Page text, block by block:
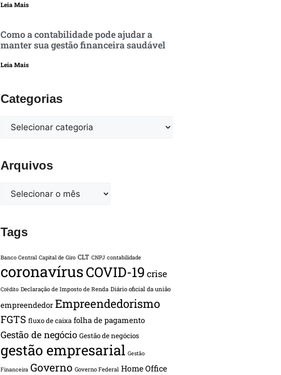
Leia Mais
Como a contabilidade pode ajudar a
manter sua gestão financeira saudável
Leia Mais
Categorias
Arquivos
Tags
Banco Central Capital de Giro CLT CNPJ contabilidade
coronavírusCOVID-19 crise
Crédito Declaração de Imposto de Renda Diário oficial da união
empreendedor Empreendedorismo
FGTS fluxo de caixa folha de pagamento
Gestão de negócio Gestão de negócios
gestão empresarial Gestão
Financeira Governo Governo Federal Home Office